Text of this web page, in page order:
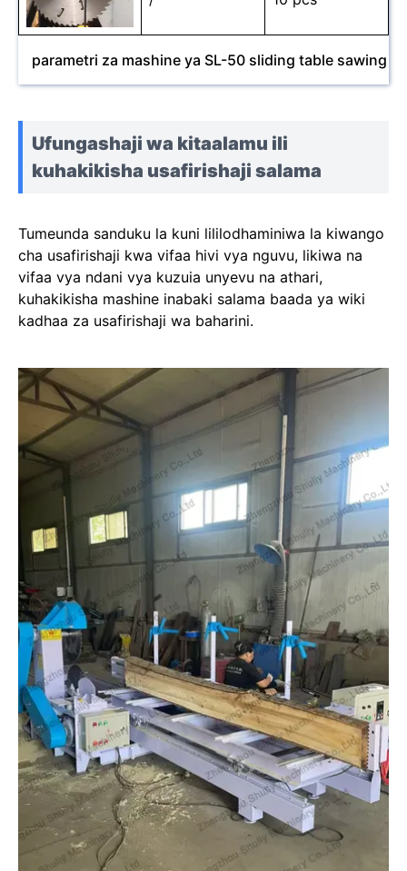
parametri za mashine ya SL-50 sliding table sawing
Ufungashaji wa kitaalamu ili
kuhakikisha usafirishaji salama
Tumeunda sanduku la kuni lililodhaminiwa la kiwango
cha usafirishaji kwa vifaa hivi vya nguvu, likiwa na
vifaa vya ndani vya kuzuia unyevu na athari,
kuhakikisha mashine inabaki salama baada ya wiki
kadhaa za usafirishaji wa baharini.